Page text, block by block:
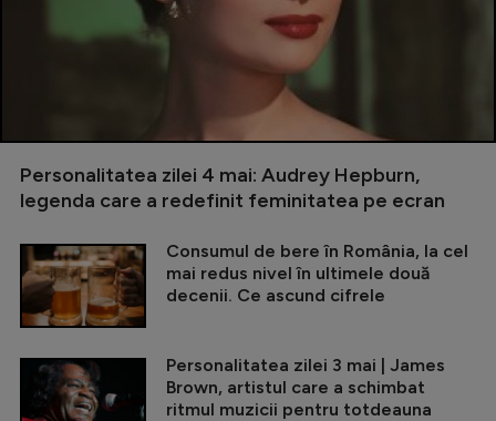
Personalitatea zilei 4 mai: Audrey Hepburn,
legenda care a redefinit feminitatea pe ecran
Consumul de bere în România, la cel
mai redus nivel în ultimele două
decenii. Ce ascund cifrele
Personalitatea zilei 3 mai | James
Brown, artistul care a schimbat
ritmul muzicii pentru totdeauna